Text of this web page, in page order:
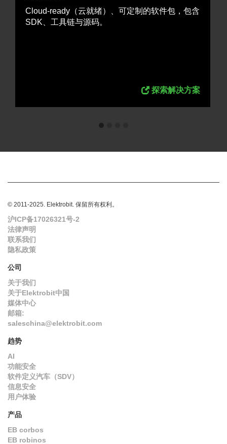
Cloud-ready（云就绪）、可定制的软件包，包含
SDK、工具链与源码。
探索解决方案
© 2011-2025. Elektrobit. 保留所有权利。
沪ICP备17026321号-2
法律声明
联系我们
隐私政策
公司
关于我们
关于Elektrobit中国
媒体中心
邮箱:
saleschina@elektrobit.com
趋势
AI
功能安全
软件定义汽车（SDV）
信息安全
用户体验
产品
EB corbos
EB robinos